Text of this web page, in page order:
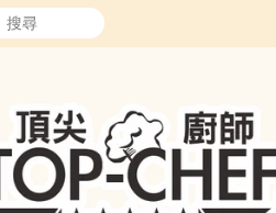
搜尋